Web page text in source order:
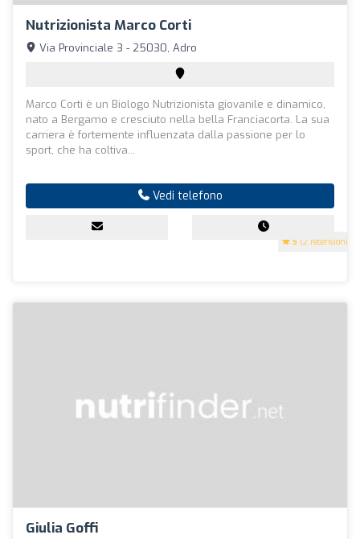
Nutrizionista Marco Corti
5 (2 recensioni)
Via Provinciale 3 - 25030, Adro
Marco Corti è un Biologo Nutrizionista giovanile e dinamico,
nato a Bergamo e cresciuto nella bella Franciacorta. La sua
carriera è fortemente influenzata dalla passione per lo
sport, che ha coltiva...
Vedi telefono
Giulia Goffi